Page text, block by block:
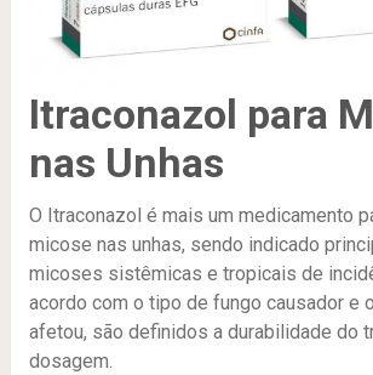
Itraconazol para
nas Unhas
O Itraconazol é mais um medicamento
micose nas unhas, sendo indicado
micoses sistêmicas e tropicais de
acordo com o tipo de fungo causador e
afetou, são definidos a durabilidade do
dosagem.